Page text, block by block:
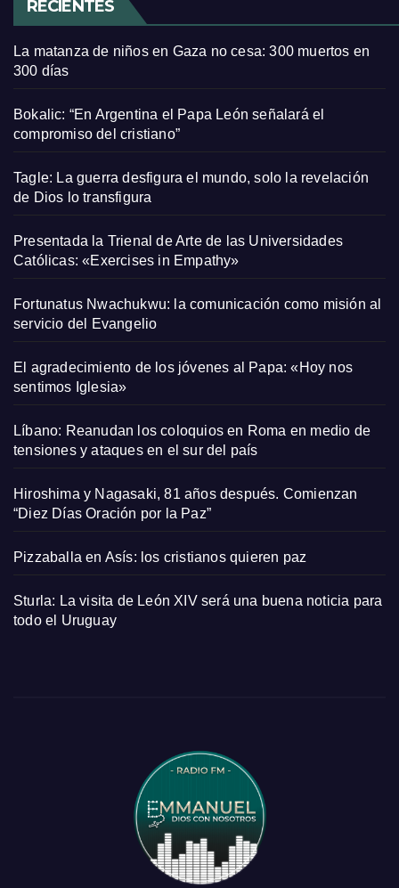
RECIENTES
La matanza de niños en Gaza no cesa: 300 muertos en
300 días
Bokalic: “En Argentina el Papa León señalará el
compromiso del cristiano”
Tagle: La guerra desfigura el mundo, solo la revelación
de Dios lo transfigura
Presentada la Trienal de Arte de las Universidades
Católicas: «Exercises in Empathy»
Fortunatus Nwachukwu: la comunicación como misión al
servicio del Evangelio
El agradecimiento de los jóvenes al Papa: «Hoy nos
sentimos Iglesia»
Líbano: Reanudan los coloquios en Roma en medio de
tensiones y ataques en el sur del país
Hiroshima y Nagasaki, 81 años después. Comienzan
“Diez Días Oración por la Paz”
Pizzaballa en Asís: los cristianos quieren paz
Sturla: La visita de León XIV será una buena noticia para
todo el Uruguay